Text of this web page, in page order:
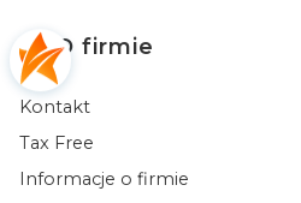
O firmie
Kontakt
Tax Free
Informacje o firmie